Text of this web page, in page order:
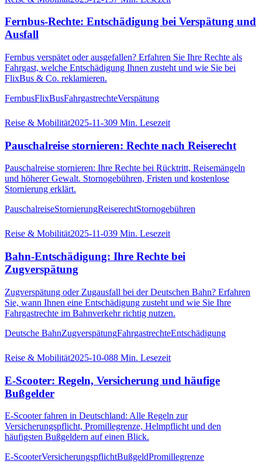
Fernbus-Rechte: Entschädigung bei Verspätung und
Ausfall
Fernbus verspätet oder ausgefallen? Erfahren Sie Ihre Rechte als
Fahrgast, welche Entschädigung Ihnen zusteht und wie Sie bei
FlixBus & Co. reklamieren.
FernbusFlixBusFahrgastrechteVerspätung
Reise & Mobilität2025-11-309 Min. Lesezeit
Pauschalreise stornieren: Rechte nach Reiserecht
Pauschalreise stornieren: Ihre Rechte bei Rücktritt, Reisemängeln
und höherer Gewalt. Stornogebühren, Fristen und kostenlose
Stornierung erklärt.
PauschalreiseStornierungReiserechtStornogebühren
Reise & Mobilität2025-11-039 Min. Lesezeit
Bahn-Entschädigung: Ihre Rechte bei
Zugverspätung
Zugverspätung oder Zugausfall bei der Deutschen Bahn? Erfahren
Sie, wann Ihnen eine Entschädigung zusteht und wie Sie Ihre
Fahrgastrechte im Bahnverkehr richtig nutzen.
Deutsche BahnZugverspätungFahrgastrechteEntschädigung
Reise & Mobilität2025-10-088 Min. Lesezeit
E-Scooter: Regeln, Versicherung und häufige
Bußgelder
E-Scooter fahren in Deutschland: Alle Regeln zur
Versicherungspflicht, Promillegrenze, Helmpflicht und den
häufigsten Bußgeldern auf einen Blick.
E-ScooterVersicherungspflichtBußgeldPromillegrenze